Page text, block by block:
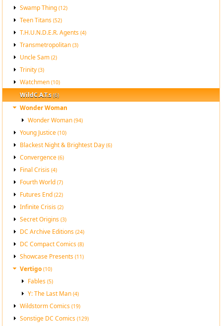
Swamp Thing(12)
Teen Titans(52)
T.H.U.N.D.E.R. Agents(4)
Transmetropolitan(3)
Uncle Sam(2)
Trinity(3)
Watchmen(10)
WildC.A.T.s(6)
Wonder Woman
Wonder Woman(94)
Young Justice(10)
Blackest Night & Brightest Day(6)
Convergence(6)
Final Crisis(4)
Fourth World(7)
Futures End(22)
Infinite Crisis(2)
Secret Origins(3)
DC Archive Editions(24)
DC Compact Comics(8)
Showcase Presents(11)
Vertigo(10)
Fables(5)
Y: The Last Man(4)
Wildstorm Comics(19)
Sonstige DC Comics(129)